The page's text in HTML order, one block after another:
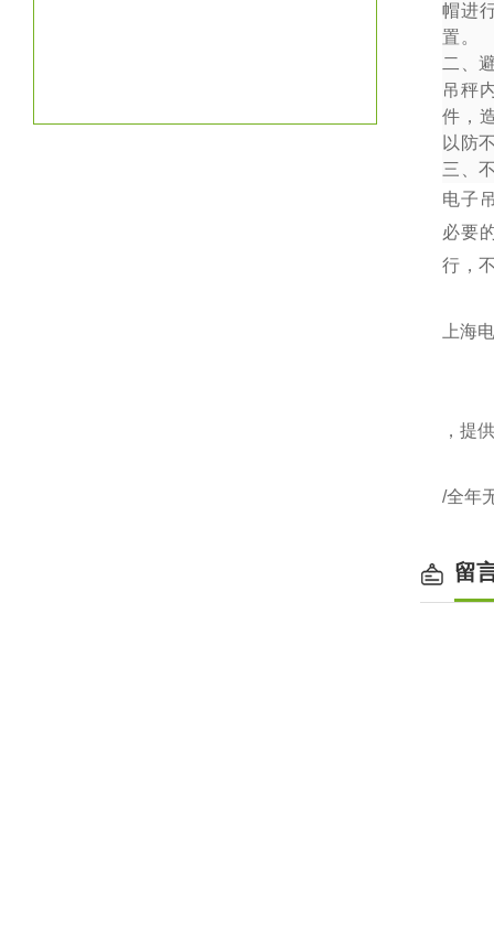
帽进
置。
二、
吊秤
件，
以防
三、
电子
必要
行，
上海
，提
/全年
留